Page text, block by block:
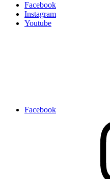
Facebook
Instagram
Youtube
Facebook